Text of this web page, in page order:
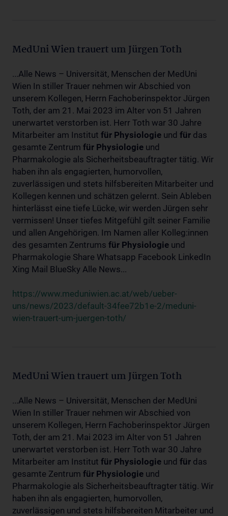
MedUni Wien trauert um Jürgen Toth
...Alle News – Universität, Menschen der MedUni
Wien In stiller Trauer nehmen wir Abschied von
unserem Kollegen, Herrn Fachoberinspektor Jürgen
Toth, der am 21. Mai 2023 im Alter von 51 Jahren
unerwartet verstorben ist. Herr Toth war 30 Jahre
Mitarbeiter am Institut für Physiologie und für das
gesamte Zentrum für Physiologie und
Pharmakologie als Sicherheitsbeauftragter tätig. Wir
haben ihn als engagierten, humorvollen,
zuverlässigen und stets hilfsbereiten Mitarbeiter und
Kollegen kennen und schätzen gelernt. Sein Ableben
hinterlässt eine tiefe Lücke, wir werden Jürgen sehr
vermissen! Unser tiefes Mitgefühl gilt seiner Familie
und allen Angehörigen. Im Namen aller Kolleg:innen
des gesamten Zentrums für Physiologie und
Pharmakologie Share Whatsapp Facebook LinkedIn
Xing Mail BlueSky Alle News...
https://www.meduniwien.ac.at/web/ueber-
uns/news/2023/default-34fee72b1e-2/meduni-
wien-trauert-um-juergen-toth/
MedUni Wien trauert um Jürgen Toth
...Alle News – Universität, Menschen der MedUni
Wien In stiller Trauer nehmen wir Abschied von
unserem Kollegen, Herrn Fachoberinspektor Jürgen
Toth, der am 21. Mai 2023 im Alter von 51 Jahren
unerwartet verstorben ist. Herr Toth war 30 Jahre
Mitarbeiter am Institut für Physiologie und für das
gesamte Zentrum für Physiologie und
Pharmakologie als Sicherheitsbeauftragter tätig. Wir
haben ihn als engagierten, humorvollen,
zuverlässigen und stets hilfsbereiten Mitarbeiter und